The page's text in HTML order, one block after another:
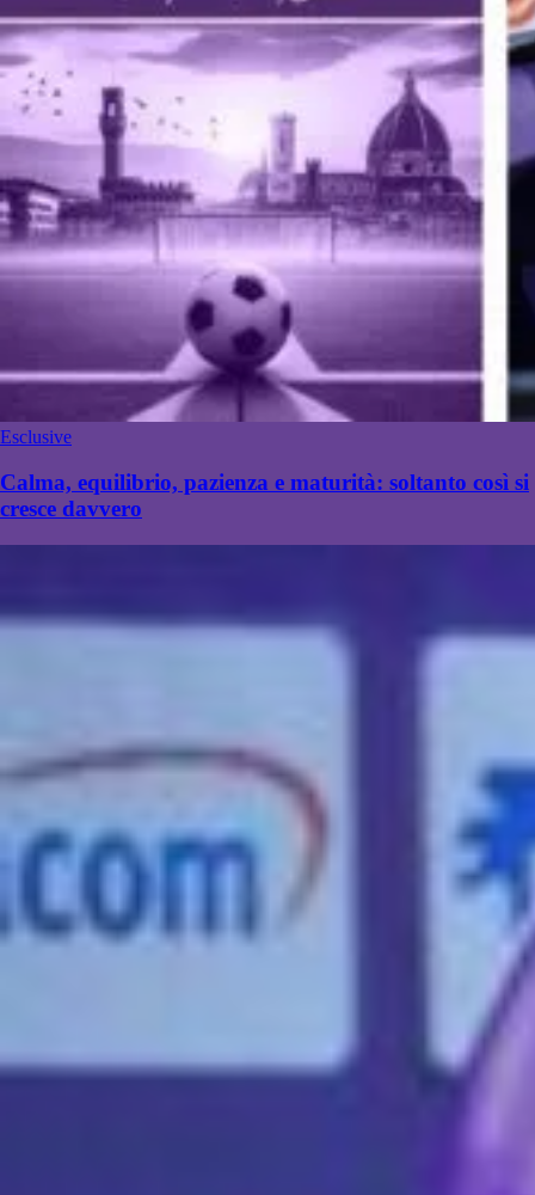
Esclusive
Calma, equilibrio, pazienza e maturità: soltanto così si
cresce davvero